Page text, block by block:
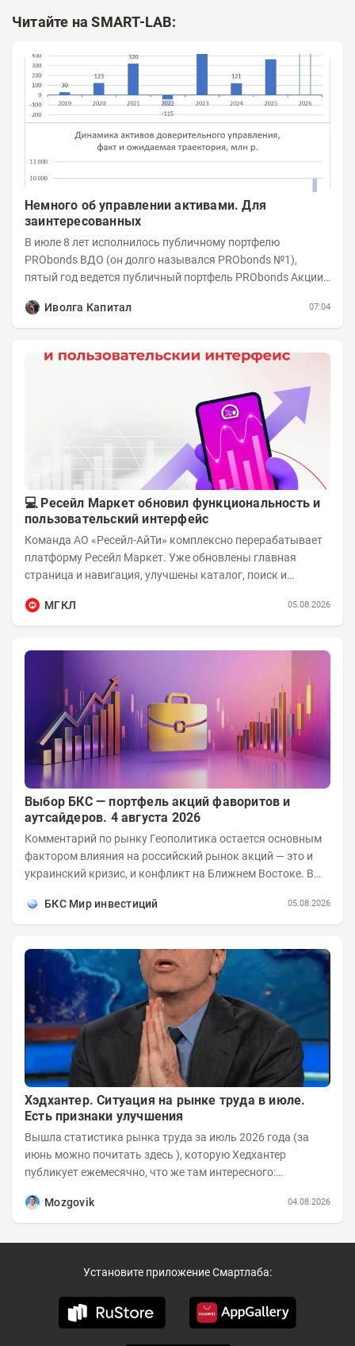
Читайте на SMART-LAB:
Немного об управлении активами. Для
заинтересованных
В июле 8 лет исполнилось публичному портфелю
PRObonds ВДО (он долго назывался PRObonds №1),
пятый год ведется публичный портфель PRObonds Акции /
Иволга Капитал
07:04
💻 Ресейл Маркет обновил функциональность и
пользовательский интерфейс
Команда АО «Ресейл-АйТи» комплексно перерабатывает
платформу Ресейл Маркет. Уже обновлены главная
страница и навигация, улучшены каталог, поиск и
МГКЛ
05.08.2026
Выбор БКС — портфель акций фаворитов и
аутсайдеров. 4 августа 2026
Комментарий по рынку Геополитика остается основным
фактором влияния на российский рынок акций — это и
украинский кризис, и конфликт на Ближнем Востоке. В
БКС Мир инвестиций
05.08.2026
Хэдхантер. Ситуация на рынке труда в июле.
Есть признаки улучшения
Вышла статистика рынка труда за июль 2026 года (за
июнь можно почитать здесь ), которую Хедхантер
публикует ежемесячно, что же там интересного:
Mozgovik
04.08.2026
Установите приложение Смартлаба: